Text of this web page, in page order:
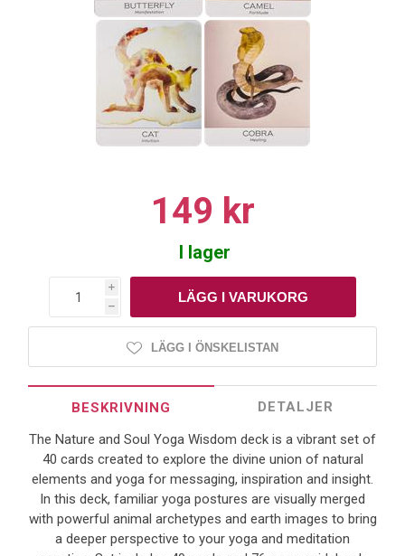
149 kr
I lager
i
h
LÄGG I ÖNSKELISTAN
BESKRIVNING
DETALJER
The Nature and Soul Yoga Wisdom deck is a vibrant set of
40 cards created to explore the divine union of natural
elements and yoga for messaging, inspiration and insight.
In this deck, familiar yoga postures are visually merged
with powerful animal archetypes and earth images to bring
a deeper perspective to your yoga and meditation